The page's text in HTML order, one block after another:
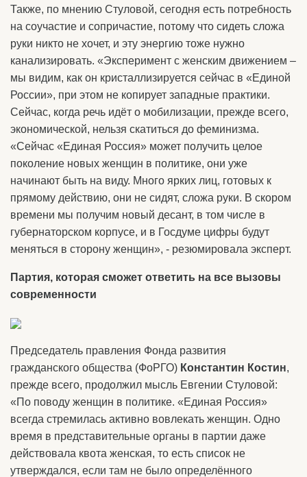
Также, по мнению Стуловой, сегодня есть потребность
на соучастие и сопричастие, потому что сидеть сложа
руки никто не хочет, и эту энергию тоже нужно
канализировать. «Эксперимент с женским движением –
мы видим, как он кристаллизируется сейчас в «Единой
России», при этом не копирует западные практики.
Сейчас, когда речь идёт о мобилизации, прежде всего,
экономической, нельзя скатиться до феминизма.
«Сейчас «Единая Россия» может получить целое
поколение новых женщин в политике, они уже
начинают быть на виду. Много ярких лиц, готовых к
прямому действию, они не сидят, сложа руки. В скором
времени мы получим новый десант, в том числе в
губернаторском корпусе, и в Госдуме цифры будут
меняться в сторону женщин», - резюмировала эксперт.
Партия, которая сможет ответить на все вызовы
современности
Председатель правления Фонда развития
гражданского общества (ФоРГО) Константин Костин,
прежде всего, продолжил мысль Евгении Стуловой:
«По поводу женщин в политике. «Единая Россия»
всегда стремилась активно вовлекать женщин. Одно
время в представительные органы в партии даже
действовала квота женская, то есть список не
утверждался, если там не было определённого